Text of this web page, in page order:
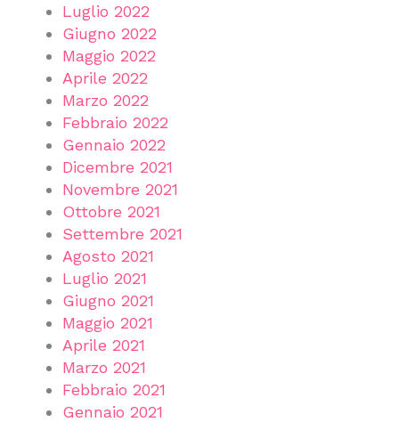
Luglio 2022
Giugno 2022
Maggio 2022
Aprile 2022
Marzo 2022
Febbraio 2022
Gennaio 2022
Dicembre 2021
Novembre 2021
Ottobre 2021
Settembre 2021
Agosto 2021
Luglio 2021
Giugno 2021
Maggio 2021
Aprile 2021
Marzo 2021
Febbraio 2021
Gennaio 2021